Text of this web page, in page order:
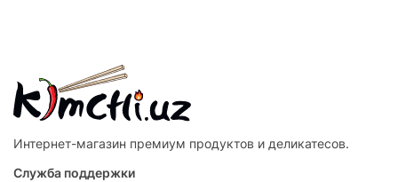
Интернет-магазин премиум продуктов и деликатесов.
Служба поддержки